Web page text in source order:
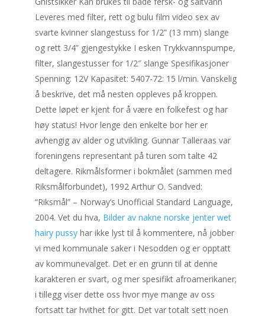
Leveres med filter, rett og bulu film video sex av
svarte kvinner slangestuss for 1/2” (13 mm) slange
og rett 3/4” gjengestykke I esken Trykkvannspumpe,
filter, slangestusser for 1/2″ slange Spesifikasjoner
Spenning: 12V Kapasitet: 5407-72: 15 l/min. Vanskelig
å beskrive, det må nesten oppleves på kroppen.
Dette løpet er kjent for å være en folkefest og har
høy status! Hvor lenge den enkelte bor her er
avhengig av alder og utvikling. Gunnar Talleraas var
foreningens representant på turen som talte 42
deltagere. Rikmålsformer i bokmålet (sammen med
Riksmålforbundet), 1992 Arthur O. Sandved:
“Riksmål” – Norway’s Unofficial Standard Language,
2004. Vet du hva, Bilder av nakne norske jenter wet
hairy pussyhar ikke lyst til å kommentere, nå jobber
vi med kommunale saker i Nesodden og er opptatt
av kommunevalget. Det er en grunn til at denne
karakteren er svart, og mer spesifikt afroamerikaner;
i tillegg viser dette oss hvor mye mange av oss
fortsatt tar hvithet for gitt. Det var totalt sett noen